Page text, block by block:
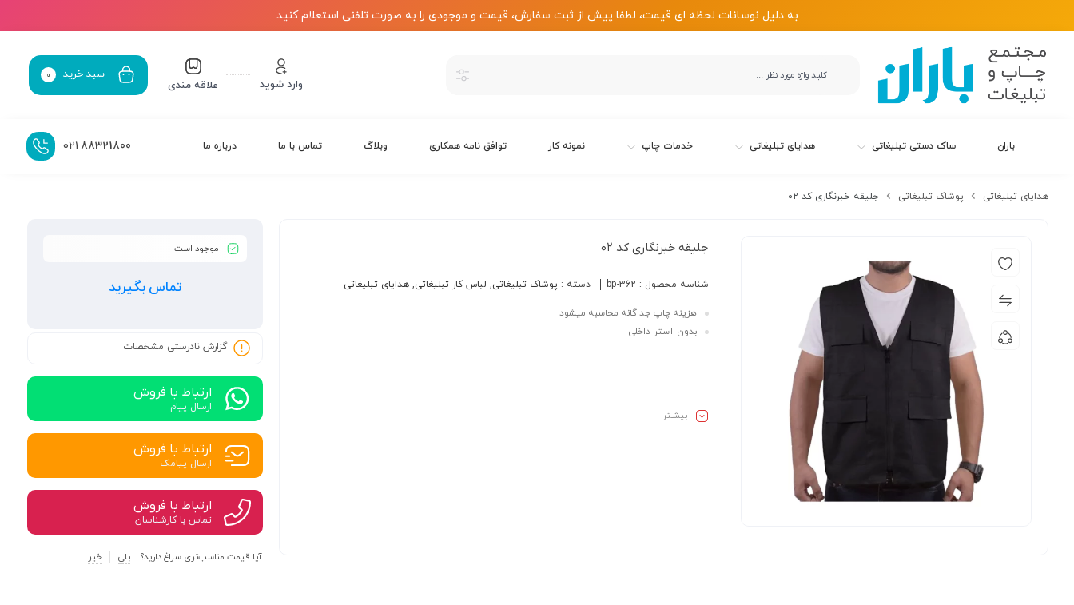
به دلیل نوسانات لحظه ای قیمت، لطفا پیش از ثبت سفارش، قیمت و موجودی را به صورت تلفنی استعلام کنید
وارد شوید علاقه مندی
سبد خرید 0
باران ساک دستی تبلیغاتی هدایای تبلیغاتی خدمات چاپ نمونه کار توافق نامه همکاری وبلاگ تماس با ما درباره ما 88321800
021
هدایای تبلیغاتی پوشاک تبلیغاتی جلیقه خبرنگاری کد ۰۲
جلیقه خبرنگاری کد ۰۲
شناسه محصول : bp-362 دسته : پوشاک تبلیغاتی, لباس کار تبلیغاتی, هدایای تبلیغاتی
هزینه چاپ جداگانه محاسبه میشود
بدون آستر داخلی
بیشـتر
موجود است
تماس بگیرید
گزارش نادرستی مشخصات
ارتباط با فروش
ارسال پیام
ارتباط با فروش
ارسال پیامک
ارتباط با فروش
تماس با کارشناسان
آیا قیمت مناسب‌تری سراغ دارید؟ بلی خیر